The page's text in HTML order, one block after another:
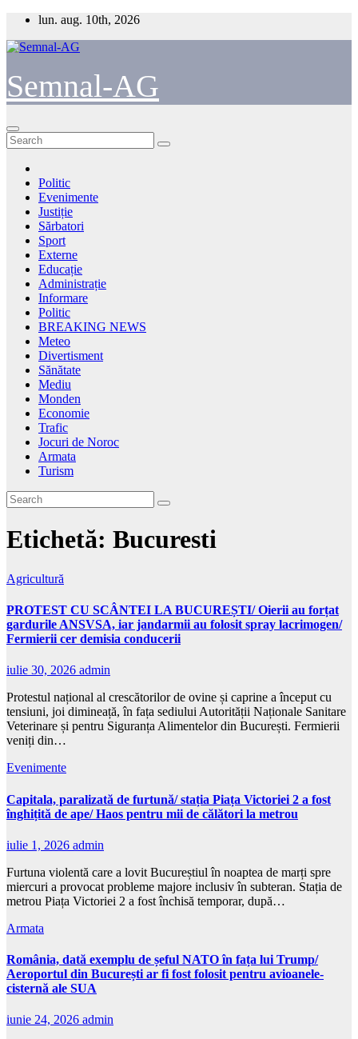
Skip
content
lun. aug. 10th, 2026
Semnal-AG
Politic
Evenimente
Justiție
Sărbatori
Sport
Externe
Educație
Administrație
Informare
Politic
BREAKING NEWS
Meteo
Divertisment
Sănătate
Mediu
Monden
Economie
Trafic
Jocuri de Noroc
Armata
Turism
Etichetă: Bucuresti
Agricultură
PROTEST CU SCÂNTEI LA BUCUREȘTI/ Oierii au forțat
gardurile ANSVSA, iar jandarmii au folosit spray lacrimogen/
Fermierii cer demisia conducerii
iulie 30, 2026 admin
Protestul național al crescătorilor de ovine și caprine a început cu
tensiuni, joi dimineață, în fața sediului Autorității Naționale Sanitare
Veterinare și pentru Siguranța Alimentelor din București. Fermierii
veniți din…
Evenimente
Capitala, paralizată de furtună/ stația Piața Victoriei 2 a fost
înghițită de ape/ Haos pentru mii de călători la metrou
iulie 1, 2026 admin
Furtuna violentă care a lovit Bucureștiul în noaptea de marți spre
miercuri a provocat probleme majore inclusiv în subteran. Stația de
metrou Piața Victoriei 2 a fost închisă temporar, după…
Armata
România, dată exemplu de șeful NATO în fața lui Trump/
Aeroportul din București ar fi fost folosit pentru avioanele-
cisternă ale SUA
iunie 24, 2026 admin